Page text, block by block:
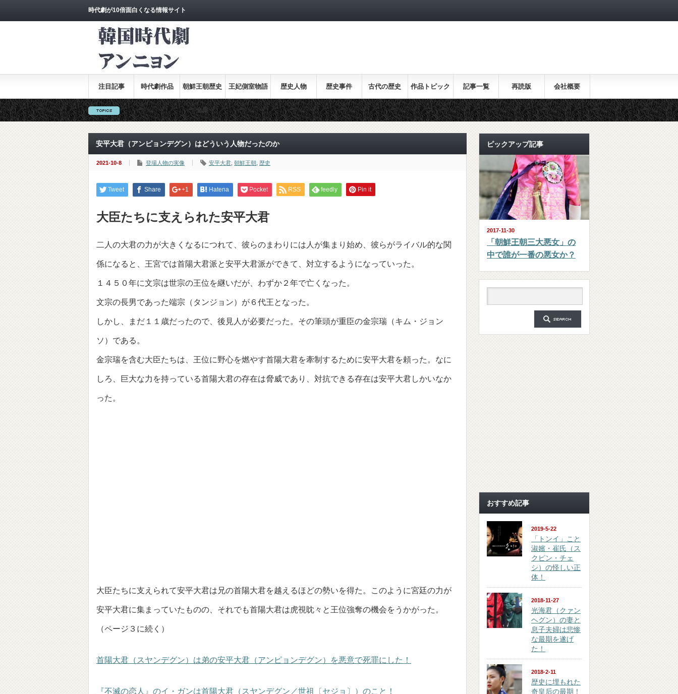
時代劇が10倍面白くなる情報サイト
注目記事 時代劇作品 朝鮮王朝歴史
全集
王妃側室物語 歴史人物 歴史事件 古代の歴史 作品トピック
ス
記事一覧 再読版 会社概要
安平大君（アンピョンデグン）はどういう人物だったのか
2021-10-8 登場人物の実像 安平大君 朝鮮王朝 歴史
Tweet Share +1 Hatena Pocket RSS feedly Pin it
大臣たちに支えられた安平大君
二人の大君の力が大きくなるにつれて、彼らのまわりには人が集まり始め、彼らがライバル的な関
係になると、王宮では首陽大君派と安平大君派ができて、対立するようになっていった。
１４５０年に文宗は世宗の王位を継いだが、わずか２年で亡くなった。
文宗の長男であった端宗（タンジョン）が６代王となった。
しかし、まだ１１歳だったので、後見人が必要だった。その筆頭が重臣の金宗瑞（キム・ジョン
ソ）である。
金宗瑞を含む大臣たちは、王位に野心を燃やす首陽大君を牽制するために安平大君を頼った。なに
しろ、巨大な力を持っている首陽大君の存在は脅威であり、対抗できる存在は安平大君しかいなか
った。
大臣たちに支えられて安平大君は兄の首陽大君を越えるほどの勢いを得た。このように宮廷の力が
安平大君に集まっていたものの、それでも首陽大君は虎視眈々と王位強奪の機会をうかがった。
（ページ３に続く）
首陽大君（スヤンデグン）は弟の安平大君（アンピョンデグン）を悪意で死罪にした！
『不滅の恋人』のイ・ガンは首陽大君（スヤンデグン／世祖〔セジョ〕）のこと！
ピックアップ記事
2017-11-30
「朝鮮王朝三大悪女」の
中で誰が一番の悪女か？
おすすめ記事
2019-5-22
「トンイ」こと
淑嬪・崔氏（ス
クピン・チェ
シ）の怪しい正
体！
2018-11-27
光海君（クァン
ヘグン）の妻と
息子夫婦は悲惨
な最期を遂げ
た！
2018-2-11
歴史に埋もれた
奇皇后の最期！